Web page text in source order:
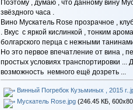
Поэтому , думаю , что данному вину
звёздного часа .
Вино Мускатель Rose прозрачное ,
. Вкус с яркой кислинкой , тонким
болгарского перца с нежными
Но это первое впечатление от вина ,
простых условиях транспортировки
возможность немного ещё дозреть ...
Винный Погребок Кузьминых , 2015
Мускатель Rose.jpg(246.45 КБ,